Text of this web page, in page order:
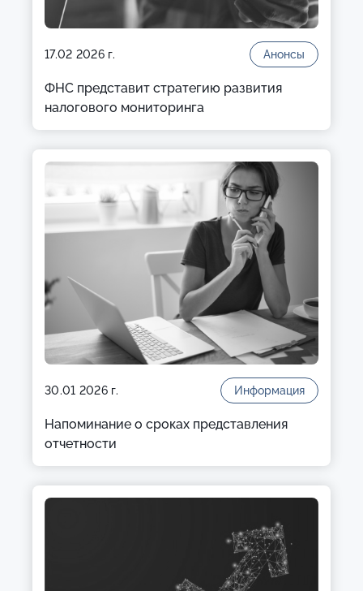
17.02 2026 г. Анонсы
ФНС представит стратегию развития
налогового мониторинга
30.01 2026 г. Информация
Напоминание о сроках представления
отчетности